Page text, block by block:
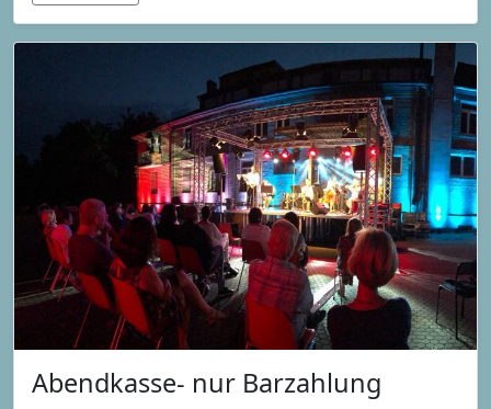
Abendkasse- nur Barzahlung